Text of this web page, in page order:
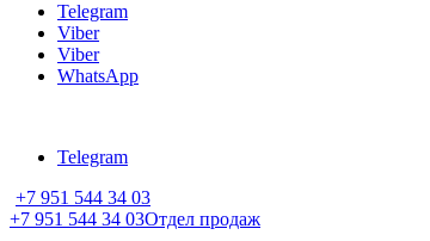
Telegram
Viber
Viber
WhatsApp
Telegram
+7 951 544 34 03
+7 951 544 34 03Отдел продаж